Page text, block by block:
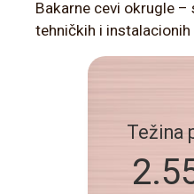
Bakarne cevi okrugle
tehničkih i instalacionih
Težina